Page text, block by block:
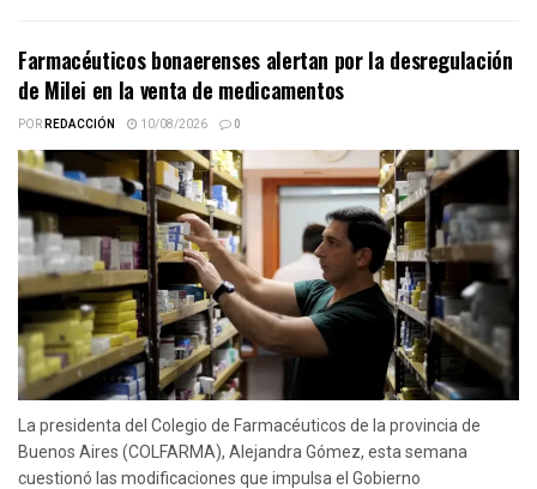
Farmacéuticos bonaerenses alertan por la desregulación
de Milei en la venta de medicamentos
PORREDACCIÓN 10/08/2026 0
La presidenta del Colegio de Farmacéuticos de la provincia de
Buenos Aires (COLFARMA), Alejandra Gómez, esta semana
cuestionó las modificaciones que impulsa el Gobierno